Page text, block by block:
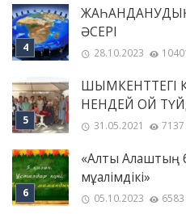
ӘСЕРІ
28.10.2023
ШЫМКЕНТТЕГІ
НЕНДЕЙ ОЙ
31.05.2021
«Алты Алаштың
мұғалімдікі»
05.10.2023